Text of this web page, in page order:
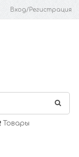
Вход/Регистрация
Товары